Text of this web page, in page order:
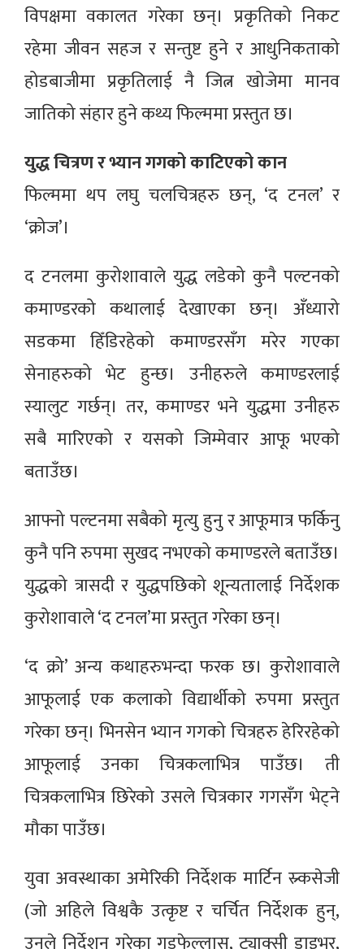
विपक्षमा वकालत गरेका छन्। प्रकृतिको निकट
रहेमा जीवन सहज र सन्तुष्ट हुने र आधुनिकताको
होडबाजीमा प्रकृतिलाई नै जित्न खोजेमा मानव
जातिको संहार हुने कथ्य फिल्ममा प्रस्तुत छ।
युद्ध चित्रण र भ्यान गगको काटिएको कान
फिल्ममा थप लघु चलचित्रहरु छन्, ‘द टनल’ र
‘क्रोज’।
द टनलमा कुरोशावाले युद्ध लडेको कुनै पल्टनको
कमाण्डरको कथालाई देखाएका छन्। अँध्यारो
सडकमा हिँडिरहेको कमाण्डरसँग मरेर गएका
सेनाहरुको भेट हुन्छ। उनीहरुले कमाण्डरलाई
स्यालुट गर्छन्। तर, कमाण्डर भने युद्धमा उनीहरु
सबै मारिएको र यसको जिम्मेवार आफू भएको
बताउँछ।
आफ्नो पल्टनमा सबैको मृत्यु हुनु र आफूमात्र फर्किनु
कुनै पनि रुपमा सुखद नभएको कमाण्डरले बताउँछ।
युद्धको त्रासदी र युद्धपछिको शून्यतालाई निर्देशक
कुरोशावाले ‘द टनल’मा प्रस्तुत गरेका छन्।
‘द क्रो’ अन्य कथाहरुभन्दा फरक छ। कुरोशावाले
आफूलाई एक कलाको विद्यार्थीको रुपमा प्रस्तुत
गरेका छन्। भिनसेन भ्यान गगको चित्रहरु हेरिरहेको
आफूलाई उनका चित्रकलाभित्र पाउँछ। ती
चित्रकलाभित्र छिरेको उसले चित्रकार गगसँग भेट्ने
मौका पाउँछ।
युवा अवस्थाका अमेरिकी निर्देशक मार्टिन स्र्कसेजी
(जो अहिले विश्वकै उत्कृष्ट र चर्चित निर्देशक हुन्,